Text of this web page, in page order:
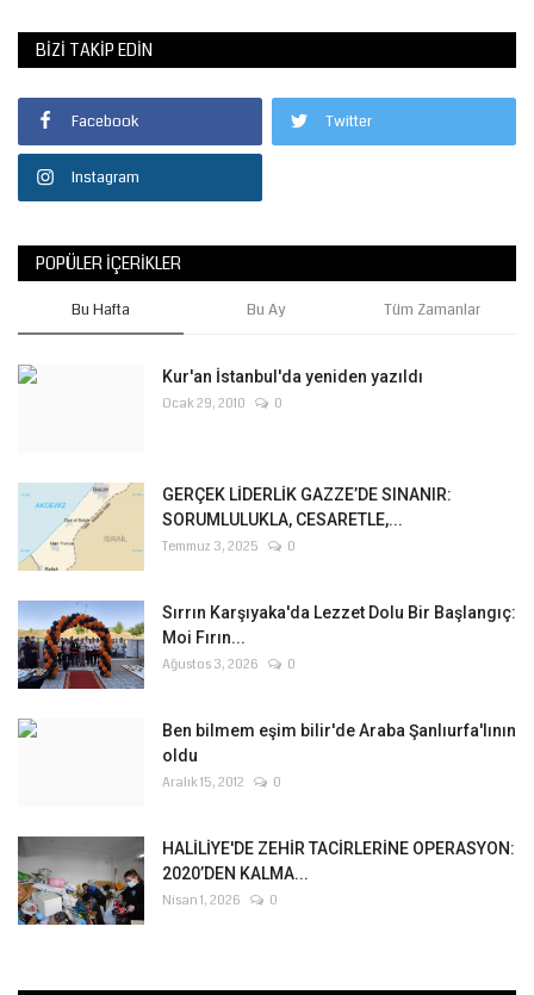
BIZI TAKIP EDIN
Facebook Twitter
Instagram
POPÜLER İÇERIKLER
Bu Hafta Bu Ay Tüm Zamanlar
Kur'an İstanbul'da yeniden yazıldı
Ocak 29, 2010 0
GERÇEK LİDERLİK GAZZE’DE SINANIR:
SORUMLULUKLA, CESARETLE,...
Temmuz 3, 2025 0
Sırrın Karşıyaka'da Lezzet Dolu Bir Başlangıç:
Moi Fırın...
Ağustos 3, 2026 0
Ben bilmem eşim bilir'de Araba Şanlıurfa'lının
oldu
Aralık 15, 2012 0
HALİLİYE'DE ZEHİR TACİRLERİNE OPERASYON:
2020’DEN KALMA...
Nisan 1, 2026 0